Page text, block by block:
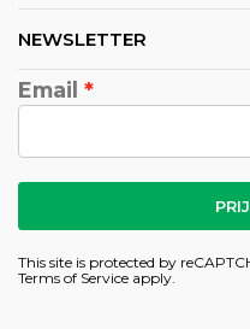
NEWSLETTER
Email
This site is protected by
Terms of Service apply.